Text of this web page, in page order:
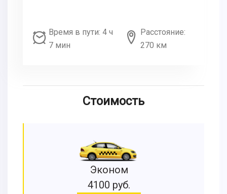
Время в пути: 4 ч
7 мин
Расстояние:
270 км
Стоимость
Эконом
4100 руб.